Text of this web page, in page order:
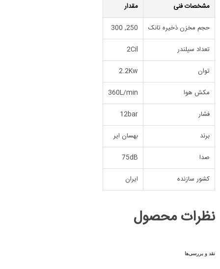
مشخصات فنی
مقدار
حجم مخزن ذخیره تانک
250, 300
تعداد سیلندر
2Cil
توان
2.2Kw
مکش هوا
360L/min
فشار
12bar
برند
بهسان ایر
صدا
75dB
کشور سازنده
ایران
نظرات محصول
نقد و بررسی‌ها